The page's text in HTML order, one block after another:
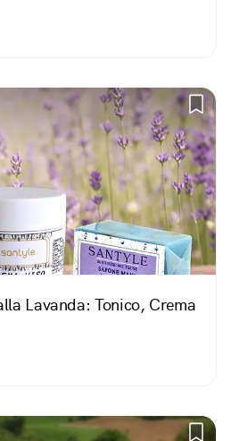
Lavanda: Tonico, Crema